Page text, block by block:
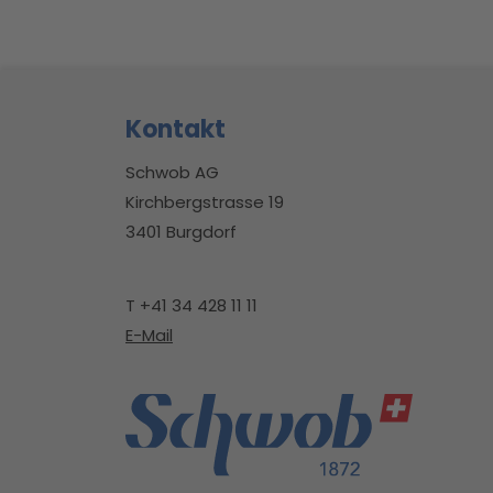
Kontakt
Schwob AG
Kirchbergstrasse 19
3401 Burgdorf
T +41 34 428 11 11
E-Mail